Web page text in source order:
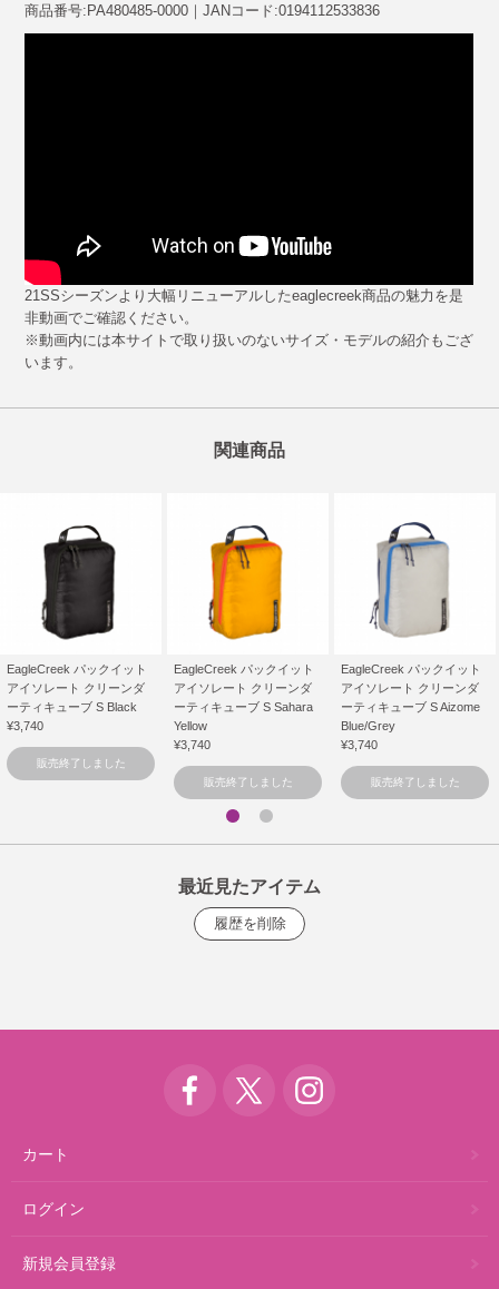
商品番号:PA480485-0000｜JANコード:0194112533836
21SSシーズンより大幅リニューアルしたeaglecreek商品の魅力を是
非動画でご確認ください。
※動画内には本サイトで取り扱いのないサイズ・モデルの紹介もござ
います。
関連商品
EagleCreek パックイット
アイソレート クリーンダ
ーティキューブ S Black
¥3,740
販売終了しました
EagleCreek パックイット
アイソレート クリーンダ
ーティキューブ S Sahara
Yellow
¥3,740
販売終了しました
EagleCreek パックイット
アイソレート クリーンダ
ーティキューブ S Aizome
Blue/Grey
¥3,740
販売終了しました
最近見たアイテム
カート
ログイン
新規会員登録